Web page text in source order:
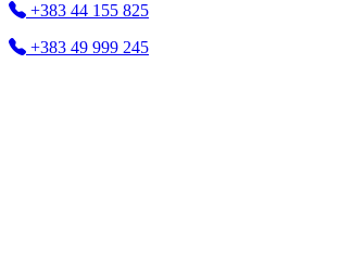
+383 44 155 825
+383 49 999 245